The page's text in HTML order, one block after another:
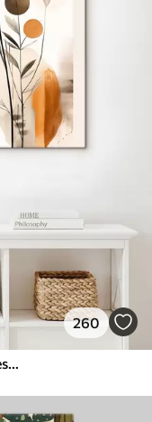
260
Imitation de peinture abstraite avec des cercles orange et gris, des feuilles et des branches, style moderne, effet aquarelle